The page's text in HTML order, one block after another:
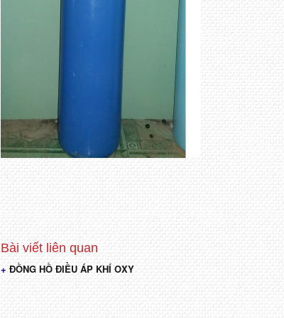
Điều
hướng
ĐỒNG HỒ ĐIỀU ÁP KHÍ OXY